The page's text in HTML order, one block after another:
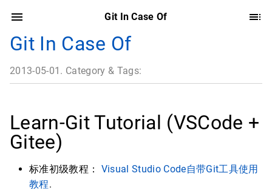
Git In Case Of
Git In Case Of
2013-05-01. Category & Tags:
Learn-Git Tutorial (VSCode +
Gitee)
标准初级教程： Visual Studio Code自带Git工具使用
教程.